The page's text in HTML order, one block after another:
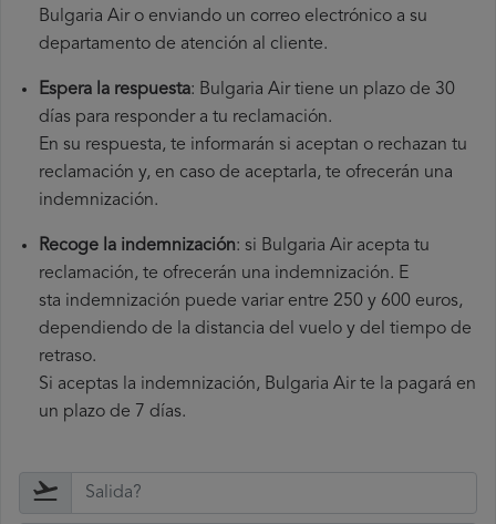
Bulgaria Air o enviando un correo electrónico a su
departamento de atención al cliente.
Espera la respuesta: Bulgaria Air tiene un plazo de 30
días para responder a tu reclamación.
En su respuesta, te informarán si aceptan o rechazan tu
reclamación y, en caso de aceptarla, te ofrecerán una
indemnización.
Recoge la indemnización: si Bulgaria Air acepta tu
reclamación, te ofrecerán una indemnización. E
sta indemnización puede variar entre 250 y 600 euros,
dependiendo de la distancia del vuelo y del tiempo de
retraso.
Si aceptas la indemnización, Bulgaria Air te la pagará en
un plazo de 7 días.